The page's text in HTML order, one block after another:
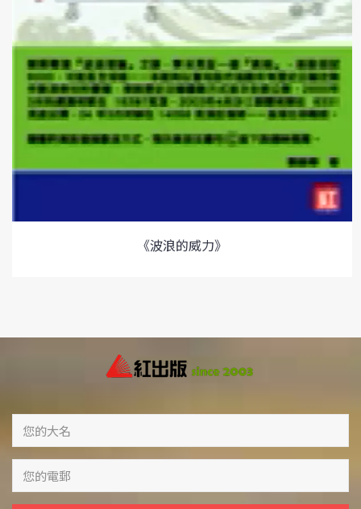
《波浪的威力》